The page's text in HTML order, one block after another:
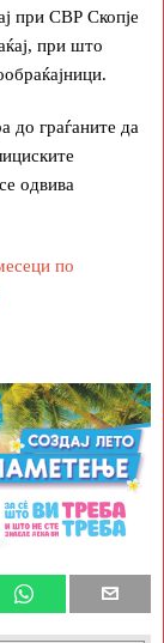
при СВР Скопје
при што
до граѓаните да
одвива
по